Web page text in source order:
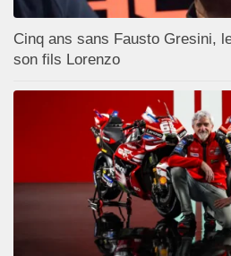
Cinq ans sans Fausto Gresini,
son fils Lorenzo